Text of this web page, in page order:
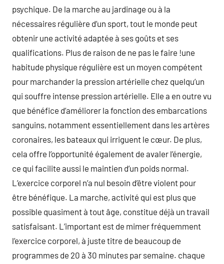
psychique. De la marche au jardinage ou à la
nécessaires régulière d’un sport, tout le monde peut
obtenir une activité adaptée à ses goûts et ses
qualifications. Plus de raison de ne pas le faire !une
habitude physique régulière est un moyen compétent
pour marchander la pression artérielle chez quelqu’un
qui souffre intense pression artérielle. Elle a en outre vu
que bénéfice d’améliorer la fonction des embarcations
sanguins, notamment essentiellement dans les artères
coronaires, les bateaux qui irriguent le cœur. De plus,
cela offre l’opportunité également de avaler l’énergie,
ce qui facilite aussi le maintien d’un poids normal.
L’exercice corporel n’a nul besoin d’être violent pour
être bénéfique. La marche, activité qui est plus que
possible quasiment à tout âge, constitue déjà un travail
satisfaisant. L’important est de mimer fréquemment
l’exercice corporel, à juste titre de beaucoup de
programmes de 20 à 30 minutes par semaine. chaque